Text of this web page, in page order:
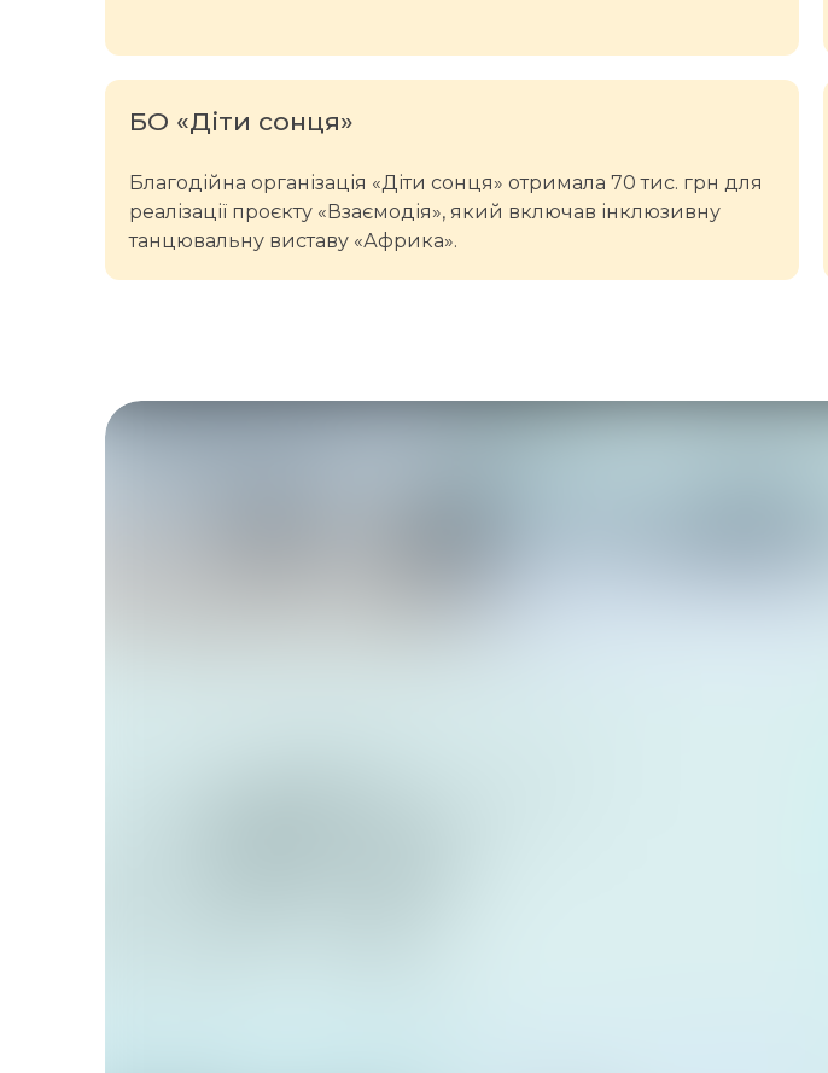
БО «Діти сонця»
Благодійна організація «Діти сонця» отримала 70 тис. грн для
реалізації проєкту «Взаємодія», який включав інклюзивну
танцювальну виставу «Африка».